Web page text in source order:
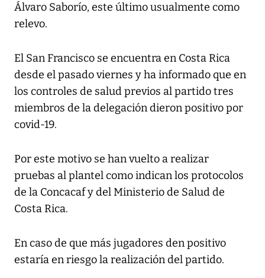
Álvaro Saborío, este último usualmente como
relevo.
El San Francisco se encuentra en Costa Rica
desde el pasado viernes y ha informado que en
los controles de salud previos al partido tres
miembros de la delegación dieron positivo por
covid-19.
Por este motivo se han vuelto a realizar
pruebas al plantel como indican los protocolos
de la Concacaf y del Ministerio de Salud de
Costa Rica.
En caso de que más jugadores den positivo
estaría en riesgo la realización del partido.